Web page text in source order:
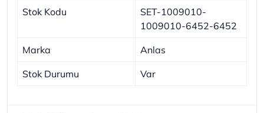
Stok Kodu
SET-1009010-
1009010-6452-6452
Marka Anlas
Stok Durumu Var